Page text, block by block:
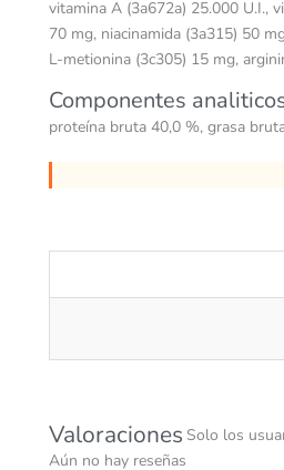
vitamina A (3a672a) 25.000 U.I.,
70 mg, niacinamida (3a315) 50
L-metionina (3c305) 15 mg,
Componentes
proteína bruta 40,0 %, grasa
Valoraciones
Aún no hay reseñas
Solo los